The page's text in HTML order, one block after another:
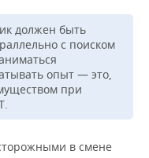
должен быть
с поиском
опыт — это,
при
в смене